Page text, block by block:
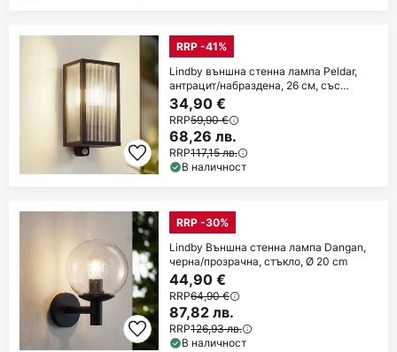
RRP -41%
Lindby външна стенна лампа Peldar,
антрацит/набраздена, 26 см, със
сензор
34,90 €
RRP59,90 €
68,26 лв.
RRP117,15 лв.
В наличност
RRP -30%
Lindby Външна стенна лампа Dangan,
черна/прозрачна, стъкло, Ø 20 cm
44,90 €
RRP64,90 €
87,82 лв.
RRP126,93 лв.
В наличност